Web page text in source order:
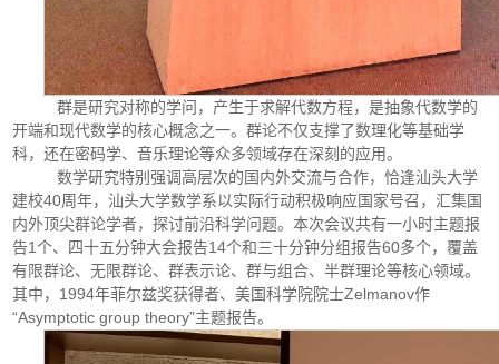
群是研究对称的学问，产生于求解代数方程，是抽象代数学的
开端和现代数学的核心概念之一。群论不仅支撑了数理化等基础学
科，还在密码学、音乐理论等众多领域存在深刻的应用。
数学研究特别强调高层次的国内外交流与合作，恰逢汕头大学
建校40周年，汕头大学数学系以实际行动积极响应国家号召，汇集国
内外顶尖群论学者，探讨前沿科学问题。本次会议共有一小时主题报
告1个、四十五分钟大会报告14个和三十分钟分组报告60多个，覆盖
有限群论、无限群论、群表示论、群与组合、半群理论等核心领域。
其中，1994年菲尔兹奖获得者、美国科学院院士Zelmanov作
“Asymptotic group theory”主题报告。